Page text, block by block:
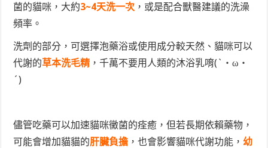
菌的貓咪，大約3~4天洗一次 ，或是配合獸醫建議的洗澡
頻率。
洗劑的部分，可選擇泡藥浴或使用成分較天然、貓咪可以
代謝的草本洗毛精 ，千萬不要用人類的沐浴乳唷(`・ω・
´)
儘管吃藥可以加速貓咪黴菌的痊癒，但若長期依賴藥物，
可能會增加貓貓的肝臟負擔 ，也會影響貓咪代謝功能，幼